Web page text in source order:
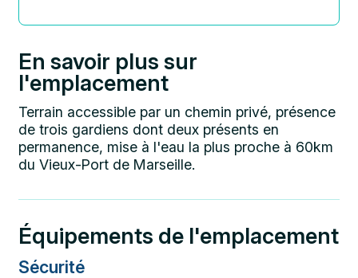
En savoir plus sur
l'emplacement
Terrain accessible par un chemin privé, présence
de trois gardiens dont deux présents en
permanence, mise à l'eau la plus proche à 60km
du Vieux-Port de Marseille.
Équipements de l'emplacement
Sécurité